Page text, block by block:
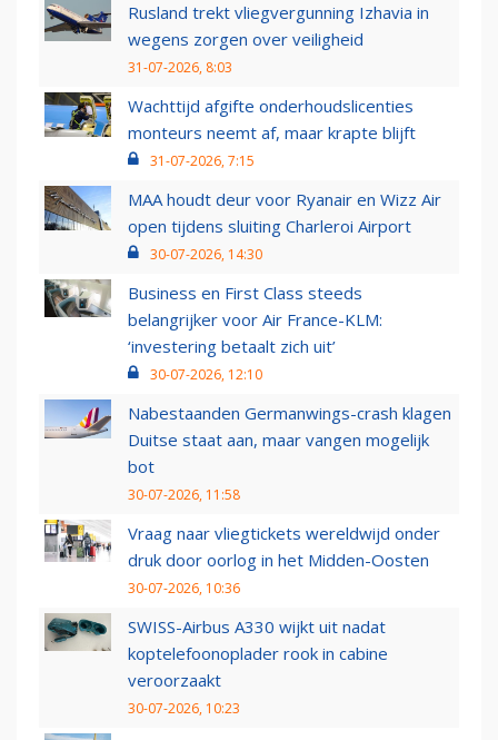
Rusland trekt vliegvergunning Izhavia in
wegens zorgen over veiligheid
31-07-2026, 8:03
Wachttijd afgifte onderhoudslicenties
monteurs neemt af, maar krapte blijft
31-07-2026, 7:15
MAA houdt deur voor Ryanair en Wizz Air
open tijdens sluiting Charleroi Airport
30-07-2026, 14:30
Business en First Class steeds
belangrijker voor Air France-KLM:
‘investering betaalt zich uit’
30-07-2026, 12:10
Nabestaanden Germanwings-crash klagen
Duitse staat aan, maar vangen mogelijk
bot
30-07-2026, 11:58
Vraag naar vliegtickets wereldwijd onder
druk door oorlog in het Midden-Oosten
30-07-2026, 10:36
SWISS-Airbus A330 wijkt uit nadat
koptelefoonoplader rook in cabine
veroorzaakt
30-07-2026, 10:23